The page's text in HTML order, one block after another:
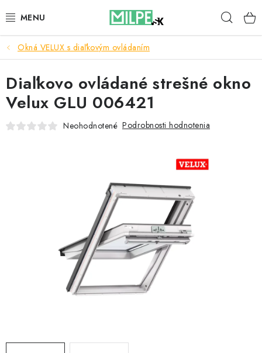
na
STREŠNÉ OKNÁ
PODKROVNÉ SCHODY
DOM A ZÁHRADA
Reklamace a vrácení zboží
Zásady používania súborov cookie
Podmínky ochrany osobních údajů
Obchodní podmínky
Mapa webu Milpe.sk
Okná VELUX s diaľkovým ovládaním
Diaľkovo ovládané strešné okno
Velux GLU 006421
Neohodnotené Podrobnosti hodnotenia